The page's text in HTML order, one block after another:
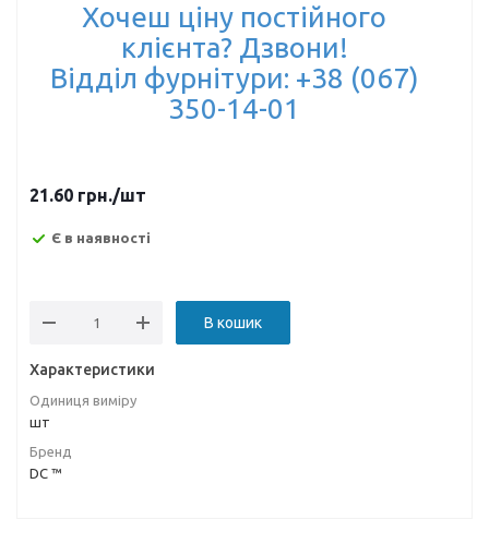
Хочеш ціну постійного
клієнта? Дзвони!
Відділ фурнітури: +38 (067)
350-14-01
21.60 грн./шт
Є в наявності
В кошик
Характеристики
Одиниця виміру
шт
Бренд
DC ™